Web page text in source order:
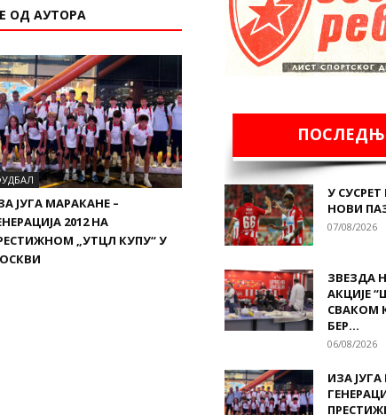
ОД АУТОРА
ЈУГА МАРАКАНЕ –
2012 НА
„УТЦЛ КУПУ“ У
У
НОВИ
07/08/2026
ЗВЕЗДА
АКЦИЈЕ
СВАКОМ
БЕР...
06/08/2026
ИЗА